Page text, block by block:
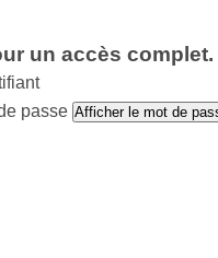
un accès complet.
passe Afficher le mot de